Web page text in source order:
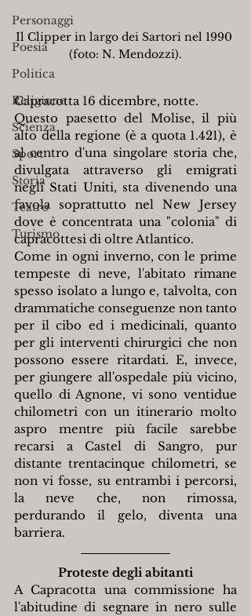
Personaggi
Poesia
Politica
Religione
Scienza
Sport
Storia
Teatro
Turismo
Il Clipper in largo dei Sartori nel 1990
(foto: N. Mendozzi).
Capracotta 16 dicembre, notte.
Questo paesetto del Molise, il più
alto della regione (è a quota 1.421), è
al centro d'una singolare storia che,
divulgata attraverso gli emigrati
negli Stati Uniti, sta divenendo una
favola soprattutto nel New Jersey
dove è concentrata una "colonia" di
capracottesi di oltre Atlantico.
Come in ogni inverno, con le prime
tempeste di neve, l'abitato rimane
spesso isolato a lungo e, talvolta, con
drammatiche conseguenze non tanto
per il cibo ed i medicinali, quanto
per gli interventi chirurgici che non
possono essere ritardati. E, invece,
per giungere all'ospedale più vicino,
quello di Agnone, vi sono ventidue
chilometri con un itinerario molto
aspro mentre più facile sarebbe
recarsi a Castel di Sangro, pur
distante trentacinque chilometri, se
non vi fosse, su entrambi i percorsi,
la neve che, non rimossa,
perdurando il gelo, diventa una
barriera.
Proteste degli abitanti
A Capracotta una commissione ha
l'abitudine di segnare in nero sulle